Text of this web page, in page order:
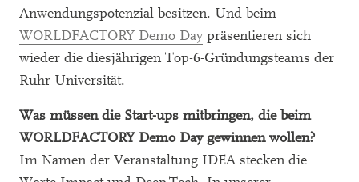
Anwendungspotenzial besitzen. Und beim
WORLDFACTORY Demo Day präsentieren sich
wieder die diesjährigen Top-6-Gründungsteams der
Ruhr-Universität.
Was müssen die Start-ups mitbringen, die beim
WORLDFACTORY Demo Day gewinnen wollen?
Im Namen der Veranstaltung IDEA stecken die